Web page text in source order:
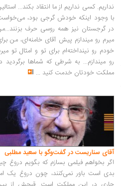
نداریم. کسی نداریم از ما انتقاد بکند...
با وجود اینکه خودش گرجی بود،
در گرجستان نیز همه روسی حرف
میرم رو میندازم پیش آقای خامنه‌ای، من
خودم رو نینداخته‌ام برای تو و امثال تو
رو میندازم... به شرطی که شماها برگردید
مملکت خودتان خدمت کنید ...
آقای سناریست در گفت‌وگو با سعید مطلبی
اگر بخواهم فیلمی بسازم که بگویم دروغ
بدی است باور نمی‌کنند، چون دروغ یک